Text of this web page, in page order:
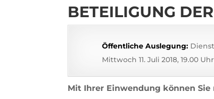
BETEILIGUNG
Öffentliche Auslegung:
Mittwoch 11. Juli 2018, 19.00
Mit Ihrer Einwendung können